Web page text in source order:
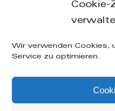
Cookie-
Wir verwenden Cookies,
Service zu optimieren.
(0) 160-20 49 402 –